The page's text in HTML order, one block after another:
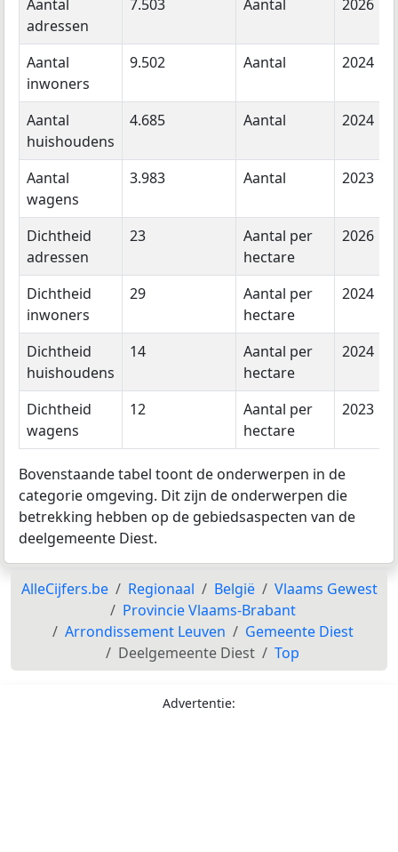
Aantal
adressen
7.503 Aantal 2026
Aantal
inwoners
9.502 Aantal 2024
Aantal
huishoudens
4.685 Aantal 2024
Aantal
wagens
3.983 Aantal 2023
Dichtheid
adressen
23
Aantal per
hectare
2026
Dichtheid
inwoners
29
Aantal per
hectare
2024
Dichtheid
huishoudens
14
Aantal per
hectare
2024
Dichtheid
wagens
12
Aantal per
hectare
2023
Bovenstaande tabel toont de onderwerpen in de
categorie omgeving. Dit zijn de onderwerpen die
betrekking hebben op de gebiedsaspecten van de
deelgemeente Diest.
AlleCijfers.be Regionaal België
Vlaams Gewest
Provincie Vlaams-Brabant
Arrondissement Leuven
Gemeente Diest
Deelgemeente Diest
Top
Advertentie: